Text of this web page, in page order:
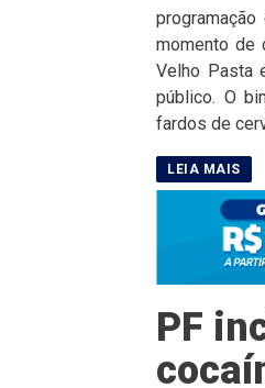
momento de
Velho Pasta
público. O
fardos de
PF